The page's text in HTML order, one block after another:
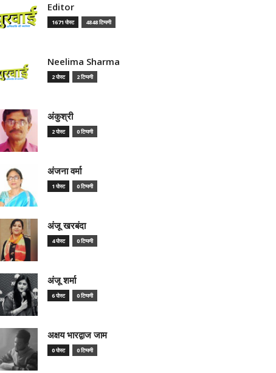
Editor
1671 पोस्ट 4848 टिप्पणी
Neelima Sharma
2 पोस्ट 2 टिप्पणी
अंकुश्री
2 पोस्ट 0 टिप्पणी
अंजना वर्मा
1 पोस्ट 0 टिप्पणी
अंजू खरबंदा
4 पोस्ट 0 टिप्पणी
अंजू शर्मा
6 पोस्ट 0 टिप्पणी
अक्षय भारद्वाज जाम
0 पोस्ट 0 टिप्पणी